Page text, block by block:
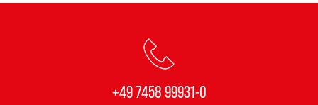
+49 7458 99931-0